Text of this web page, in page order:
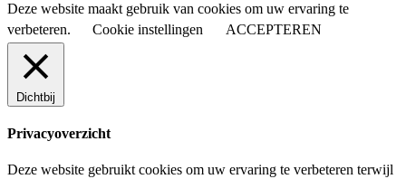
Deze website maakt gebruik van cookies om uw ervaring te
verbeteren.
Cookie instellingen ACCEPTEREN
Dichtbij
Privacyoverzicht
Deze website gebruikt cookies om uw ervaring te verbeteren terwijl